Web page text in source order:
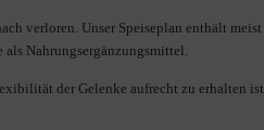
verloren. Unser Speiseplan enthält meist
Nahrungsergänzungsmittel.
der Gelenke aufrecht zu erhalten ist